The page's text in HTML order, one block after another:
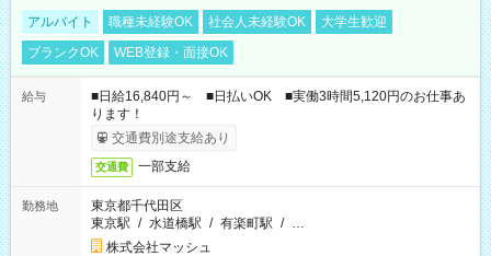
アルバイト 職種未経験OK 社会人未経験OK
大学生歓迎
ブランクOK
WEB登録・面接OK
給与
■日給16,840円～ ■日払いOK ■実働3時間5,120円のお仕事あ
ります！
交通費別途支給あり
交通費 一部支給
勤務地
東京都千代田区
東京駅 / 水道橋駅 / 有楽町駅 / …
株式会社マッシュ